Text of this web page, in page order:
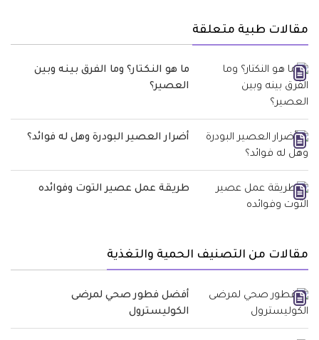
مقالات طبية متعلقة
ما هو النكتار؟ وما الفرق بينه وبين
العصير؟
أضرار العصير البودرة وهل له فوائد؟
طريقة عمل عصير التوت وفوائده
مقالات من التصنيف الحمية والتغذية
أفضل فطور صحي لمرضى
الكوليسترول